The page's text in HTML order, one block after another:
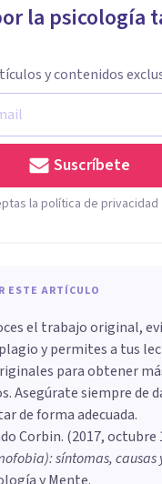
la psicología
y contenidos
Suscríbete
la política de privacidad
ESTE ARTÍCULO
el trabajo original,
y permites a tus
para obtener
Asegúrate siempre de
de forma adecuada.
Corbin. (2017, octubre
síntomas,